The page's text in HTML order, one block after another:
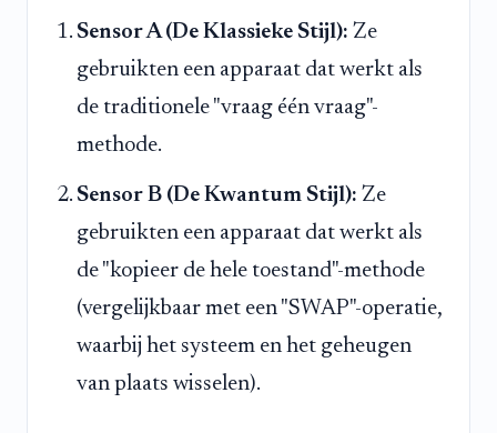
Sensor A (De Klassieke Stijl): Ze
gebruikten een apparaat dat werkt als
de traditionele "vraag één vraag"-
methode.
Sensor B (De Kwantum Stijl): Ze
gebruikten een apparaat dat werkt als
de "kopieer de hele toestand"-methode
(vergelijkbaar met een "SWAP"-operatie,
waarbij het systeem en het geheugen
van plaats wisselen).